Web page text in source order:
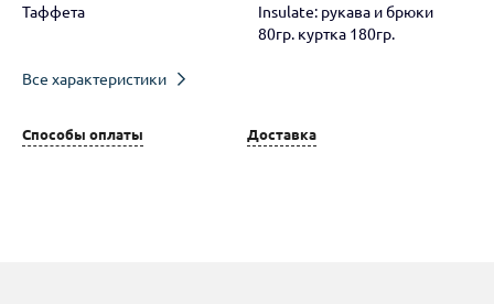
Таффета
Insulate: рукава и брюки
80гр. куртка 180гр.
Все характеристики
Способы оплаты Доставка